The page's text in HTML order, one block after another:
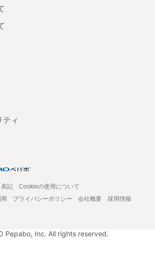
ティ
記
Cookieの使用について
プライバシーポリシー 会社概要
採用情報
Pepabo, Inc. All rights reserved.